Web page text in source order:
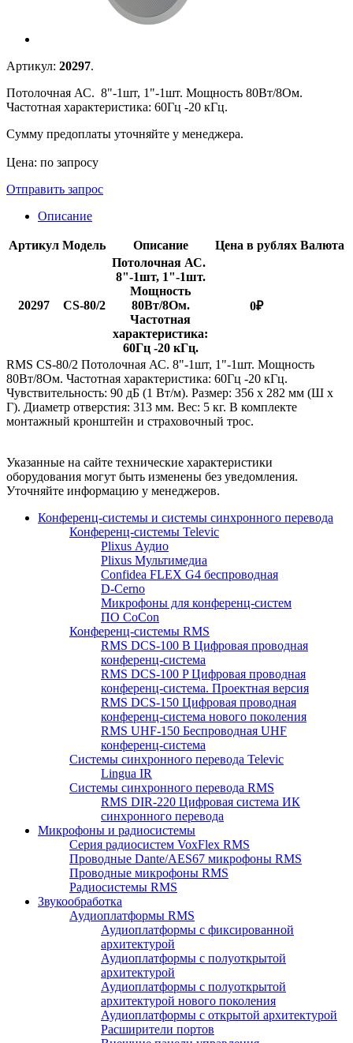
Артикул: 20297.
Потолочная АС. 8"-1шт, 1"-1шт. Мощность 80Вт/8Ом.
Частотная характеристика: 60Гц -20 кГц.
Сумму предоплаты уточняйте у менеджера.
Цена: по запросу
Отправить запрос
Описание
Артикул Модель Описание Цена в рублях Валюта
20297 CS-80/2
Потолочная АС.
8"-1шт, 1"-1шт.
Мощность
80Вт/8Ом.
Частотная
характеристика:
60Гц -20 кГц.
0₽
RMS CS-80/2 Потолочная АС. 8"-1шт, 1"-1шт. Мощность
80Вт/8Ом. Частотная характеристика: 60Гц -20 кГц.
Чувствительность: 90 дБ (1 Вт/м). Размер: 356 х 282 мм (Ш х
Г). Диаметр отверстия: 313 мм. Вес: 5 кг. В комплекте
монтажный кронштейн и страховочный трос.
Указанные на сайте технические характеристики
оборудования могут быть изменены без уведомления.
Уточняйте информацию у менеджеров.
Конференц-системы и системы синхронного перевода
Конференц-системы Televic
Plixus Аудио
Plixus Мультимедиа
Confidea FLEX G4 беспроводная
D-Cerno
Микрофоны для конференц-систем
ПО CoCon
Конференц-системы RMS
RMS DCS-100 B Цифровая проводная
конференц-система
RMS DCS-100 P Цифровая проводная
конференц-система. Проектная версия
RMS DCS-150 Цифровая проводная
конференц-система нового поколения
RMS UHF-150 Беспроводная UHF
конференц-система
Системы синхронного перевода Televic
Lingua IR
Системы синхронного перевода RMS
RMS DIR-220 Цифровая система ИК
синхронного перевода
Микрофоны и радиосистемы
Серия радиосистем VoxFlex RMS
Проводные Dante/AES67 микрофоны RMS
Проводные микрофоны RMS
Радиосистемы RMS
Звукообработка
Аудиоплатформы RMS
Аудиоплатформы с фиксированной
архитектурой
Аудиоплатформы с полуоткрытой
архитектурой
Аудиоплатформы с полуоткрытой
архитектурой нового поколения
Аудиоплатформы с открытой архитектурой
Расширители портов